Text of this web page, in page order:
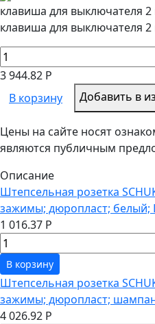
клавиша для выключателя
клавиша для выключателя
3 944.82 Р
В корзину
Добавить в
Цены на сайте носят
являются публичным
Описание
Штепсельная розетка
зажимы; дюропласт; белый;
1 016.37 Р
В корзину
Штепсельная розетка
зажимы; дюропласт;
4 026.92 Р